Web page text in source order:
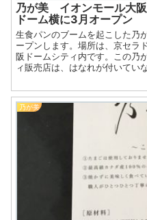
乃が美 イオンモール大
ドーム横に3月オープン
生食パンのブームを起こした乃
ープンします。場所は、京セラ
阪ドームシティ内です。この
ィ販売店は、はなれが付いてい
乃が美